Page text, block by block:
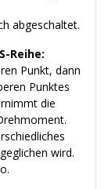
abgeschaltet.
Reihe:
Punkt, dann
Punktes
die
wird.